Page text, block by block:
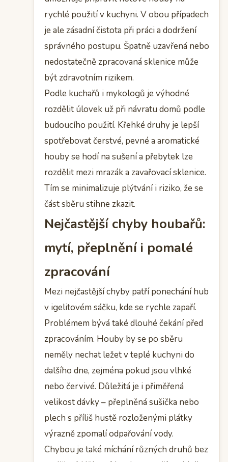
rychlé použití v kuchyni. V obou případech
je ale zásadní čistota při práci a dodržení
správného postupu. Špatně uzavřená nebo
nedostatečně zpracovaná sklenice může
být zdravotním rizikem.
Podle kuchařů i mykologů je výhodné
rozdělit úlovek už při návratu domů podle
budoucího použití. Křehké druhy je lepší
spotřebovat čerstvé, pevné a aromatické
houby se hodí na sušení a přebytek lze
rozdělit mezi mrazák a zavařovací sklenice.
Tím se minimalizuje plýtvání i riziko, že se
část sběru stihne zkazit.
Nejčastější chyby houbařů:
mytí, přeplnění i pomalé
zpracování
Mezi nejčastější chyby patří ponechání hub
v igelitovém sáčku, kde se rychle zapaří.
Problémem bývá také dlouhé čekání před
zpracováním. Houby by se po sběru
neměly nechat ležet v teplé kuchyni do
dalšího dne, zejména pokud jsou vlhké
nebo červivé. Důležitá je i přiměřená
velikost dávky – přeplněná sušička nebo
plech s příliš hustě rozloženými plátky
výrazně zpomalí odpařování vody.
Chybou je také míchání různých druhů bez